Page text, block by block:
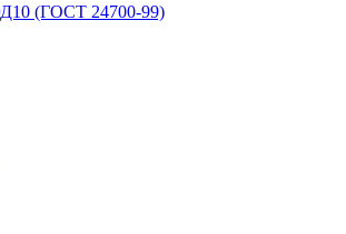
(ГОСТ 24700-99)